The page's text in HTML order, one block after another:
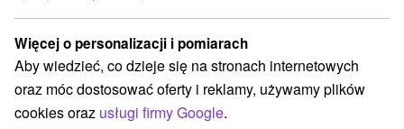
Kategorie
Wszystkie kategorie
Sporty (1)
Túry a turistické chodníky (11)
Więcej o personalizacji i pomiarach
Aby wiedzieć, co dzieje się na stronach internetowych
oraz móc dostosować oferty i reklamy, używamy plików
cookies oraz usługi firmy Google.